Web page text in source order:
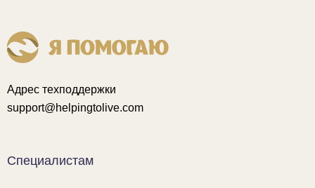
Адрес техподдержки
support@helpingtolive.com
Специалистам